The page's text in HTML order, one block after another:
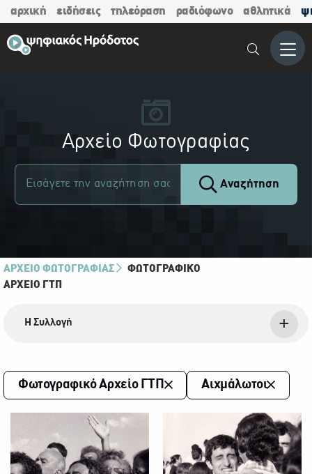
αρχική ειδήσεις τηλεόραση ραδιόφωνο αθλητικά
Μενού
Αρχείο Φωτογραφίας
Αναζήτηση
ΑΡΧΕΙΟ ΦΩΤΟΓΡΑΦΙΑΣ
ΦΩΤΟΓΡΑΦΙΚΌ
ΑΡΧΕΊΟ ΓΤΠ
Η Συλλογή
Φωτογραφικό Αρχείο ΓΤΠ Αιχμάλωτοι